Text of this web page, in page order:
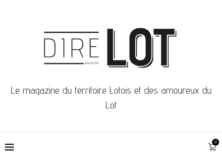
Le magazine du territoire Lotois et des amoureux du
Lot
0